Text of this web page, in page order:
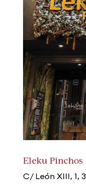
Eleku Pinchos
C/ León XIII, 1, 3